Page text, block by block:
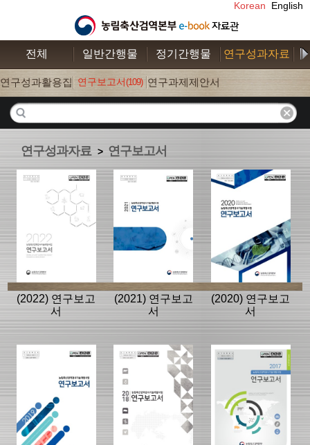
Korean English
전체 일반간행물 정기간행물 연구성과자료
연구성과활용집 (26)
연구보고서(109) 연구과제제안서
연구성과자료 > 연구보고서
(2022) 연구보고
서
(2021) 연구보고
서
(2020) 연구보고
서